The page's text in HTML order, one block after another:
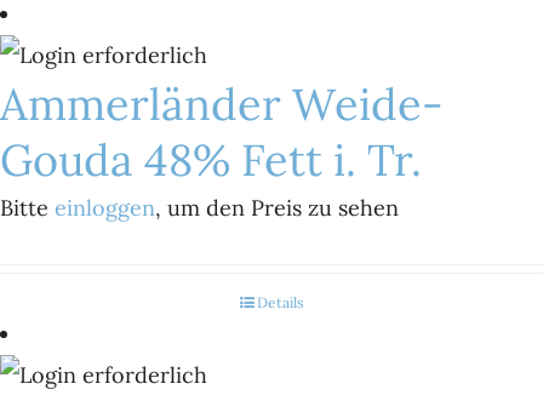
Ammerländer Weide-
Gouda 48% Fett i. Tr.
Bitte einloggen, um den Preis zu sehen
Details